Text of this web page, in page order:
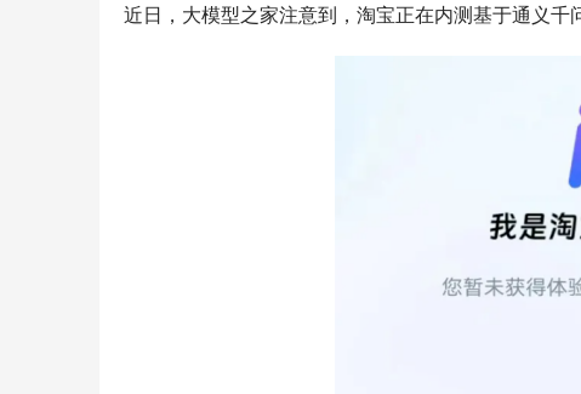
近日，大模型之家注意到，淘宝正在内测基于通义千